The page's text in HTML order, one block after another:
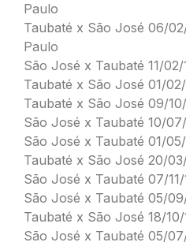
Paulo
Taubaté x São José 06/
Paulo
São José x Taubaté 11/
Taubaté x São José 01/
Taubaté x São José 09/
São José x Taubaté 10/
São José x Taubaté 01/
Taubaté x São José 20/
São José x Taubaté 07/11/
São José x Taubaté 05/
Taubaté x São José 18/10/
São José x Taubaté 05/